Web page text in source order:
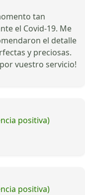
tan
el Covid-19. Me
el detalle
y preciosas.
vuestro servicio!
positiva)
positiva)